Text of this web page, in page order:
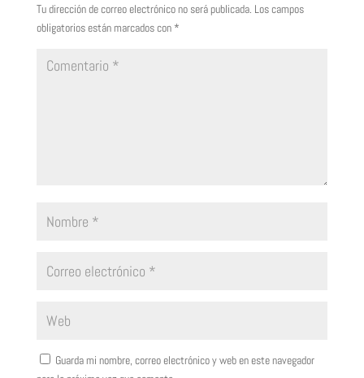
Tu dirección de correo electrónico no será publicada. Los campos
obligatorios están marcados con *
Guarda mi nombre, correo electrónico y web en este navegador